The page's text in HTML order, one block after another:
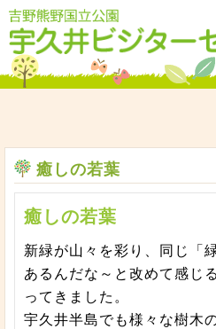
癒しの若葉
癒しの若葉
新緑が山々を彩り、同じ「
あるんだな～と改めて感じ
ってきました。
宇久井半島でも様々な樹木